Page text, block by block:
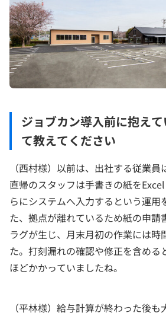
ジョブカン導入前に抱え
て教えてください
（西村様）以前は、出社する従業
直帰のスタッフは手書きの紙を
らにシステムへ入力するという運用
た、拠点が離れているため紙の申請
ラグが生じ、月末月初の作業には時
た。打刻漏れの確認や修正を含める
ほどかかっていましたね。
（平林様）給与計算が終わった後